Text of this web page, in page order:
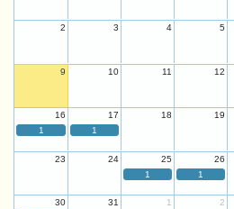
2 3 4 5
9 10 11 12
16 17 18 19
1
1
23 24 25 26
1
1
30 31 1 2